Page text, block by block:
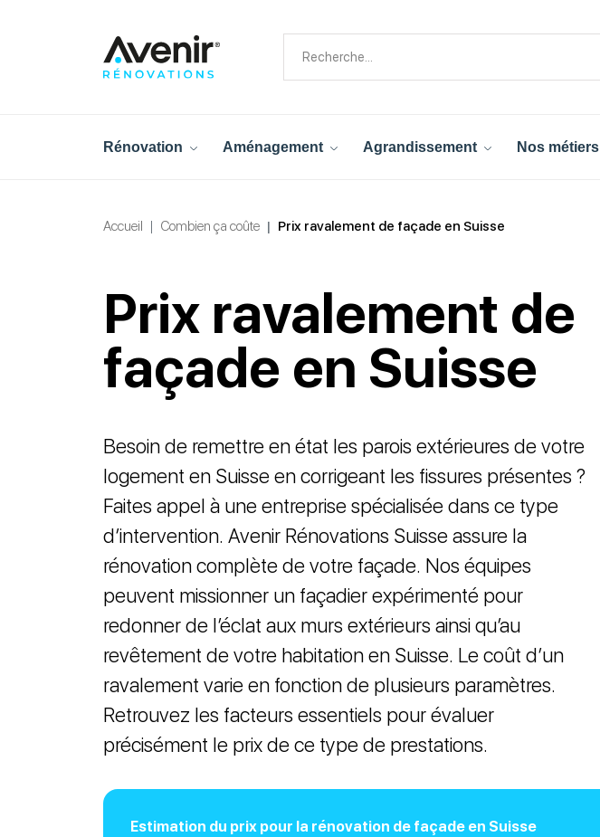
Rénovation Aménagement Agrandissement Nos métiers
Accueil Combien ça coûte Prix ravalement de façade en Suisse
Prix ravalement de
façade en Suisse
Besoin de remettre en état les parois extérieures de votre
logement en Suisse en corrigeant les fissures présentes ?
Faites appel à une entreprise spécialisée dans ce type
d’intervention. Avenir Rénovations Suisse assure la
rénovation complète de votre façade. Nos équipes
peuvent missionner un façadier expérimenté pour
redonner de l’éclat aux murs extérieurs ainsi qu’au
revêtement de votre habitation en Suisse. Le coût d’un
ravalement varie en fonction de plusieurs paramètres.
Retrouvez les facteurs essentiels pour évaluer
précisément le prix de ce type de prestations.
Estimation du prix pour la rénovation de façade en Suisse